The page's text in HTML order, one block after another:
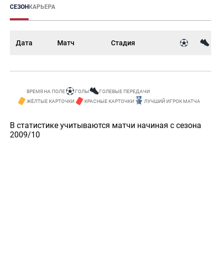
СЕЗОНКАРЬЕРА
Дата Матч Стадия
ВРЕМЯ НА ПОЛЕ ГОЛЫ
ГОЛЕВЫЕ ПЕРЕДАЧИ
ЖЁЛТЫЕ КАРТОЧКИ
КРАСНЫЕ КАРТОЧКИ ЛУЧШИЙ ИГРОК МАТЧА
В статистике учитываются матчи начиная с сезона
2009/10